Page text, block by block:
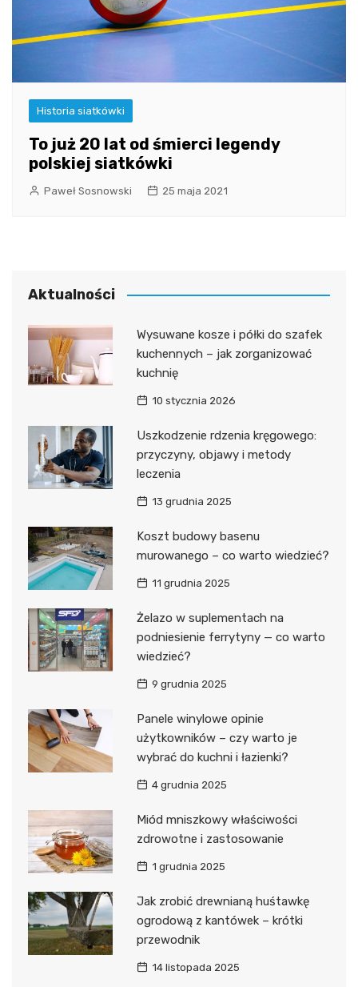
Historia siatkówki
To już 20 lat od śmierci legendy
polskiej siatkówki
Paweł Sosnowski 25 maja 2021
Aktualności
Wysuwane kosze i półki do szafek
kuchennych – jak zorganizować
kuchnię
10 stycznia 2026
Uszkodzenie rdzenia kręgowego:
przyczyny, objawy i metody
leczenia
13 grudnia 2025
Koszt budowy basenu
murowanego – co warto wiedzieć?
11 grudnia 2025
Żelazo w suplementach na
podniesienie ferrytyny — co warto
wiedzieć?
9 grudnia 2025
Panele winylowe opinie
użytkowników – czy warto je
wybrać do kuchni i łazienki?
4 grudnia 2025
Miód mniszkowy właściwości
zdrowotne i zastosowanie
1 grudnia 2025
Jak zrobić drewnianą huśtawkę
ogrodową z kantówek – krótki
przewodnik
14 listopada 2025